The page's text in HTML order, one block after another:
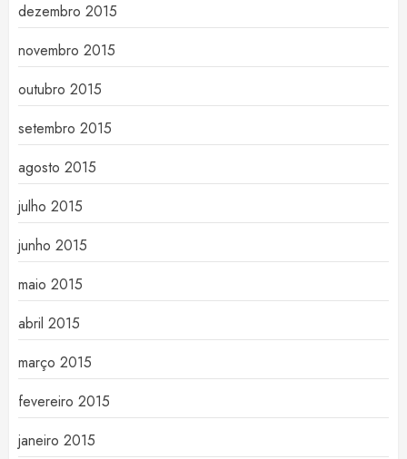
dezembro 2015
novembro 2015
outubro 2015
setembro 2015
agosto 2015
julho 2015
junho 2015
maio 2015
abril 2015
março 2015
fevereiro 2015
janeiro 2015